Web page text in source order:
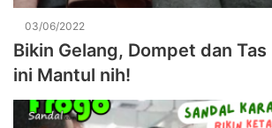
03/06/2022
Bikin Gelang, Dompet dan Tas
ini Mantul nih!